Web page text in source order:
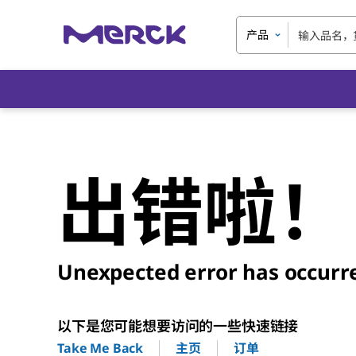
产品
出错啦！
Unexpected error has
以下是您可能想要访问的一些快速链接
Take Me Back 主页 订单